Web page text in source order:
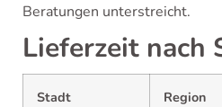
Beratungen unterstreicht.
Lieferzeit nach
Stadt Region